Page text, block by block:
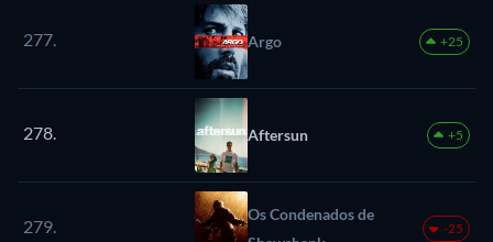
277. Argo +25
278. Aftersun +5
279.
Os Condenados de
-25